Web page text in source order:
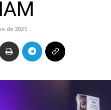
de 2025